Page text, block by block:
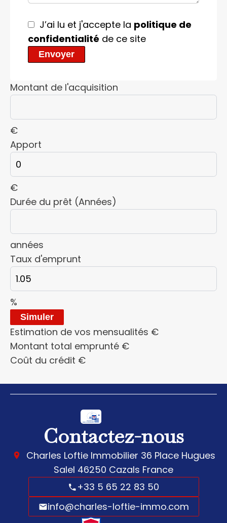
J’ai lu et j'accepte la politique de
confidentialité de ce site
Envoyer
Montant de l'acquisition
€
Apport
€
Durée du prêt (Années)
années
Taux d'emprunt
%
Simuler
Estimation de vos mensualités €
Montant total emprunté €
Coût du crédit €
Contactez-nous
Charles Loftie Immobilier 36 Place Hugues
Salel 46250 Cazals France
+33 5 65 22 83 50
info@charles-loftie-immo.com